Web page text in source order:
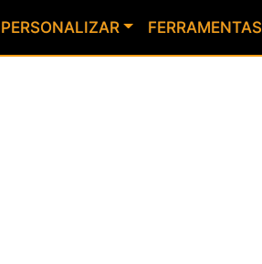
PERSONALIZAR FERRAMENTAS